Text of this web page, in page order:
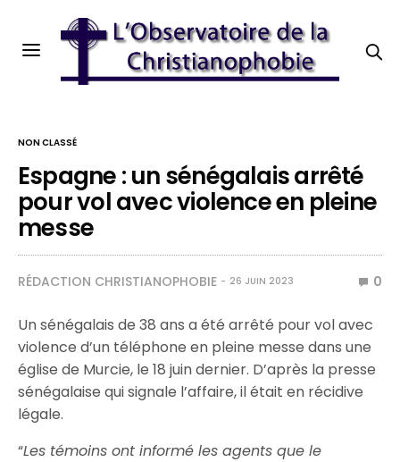
NON CLASSÉ
Espagne : un sénégalais arrêté
pour vol avec violence en pleine
messe
RÉDACTION CHRISTIANOPHOBIE 26 JUIN 2023 0
Un sénégalais de 38 ans a été arrêté pour vol avec
violence d’un téléphone en pleine messe dans une
église de Murcie, le 18 juin dernier. D’après la presse
sénégalaise qui signale l’affaire, il était en récidive
légale.
“Les témoins ont informé les agents que le